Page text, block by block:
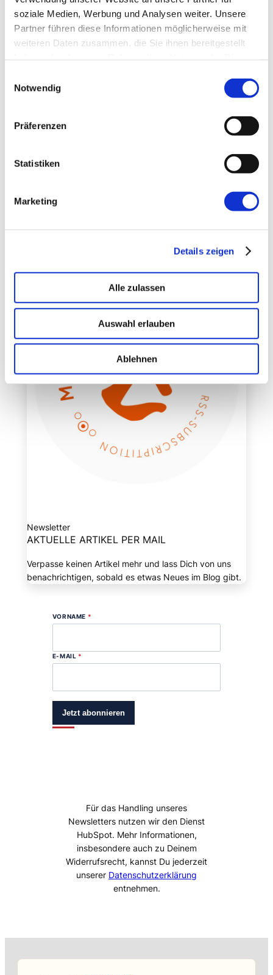
soziale Medien, Werbung und Analysen weiter. Unsere
Partner führen diese Informationen möglicherweise mit
weiteren Daten zusammen, die Sie ihnen bereitgestellt
Notwendig
Präferenzen
Statistiken
Marketing
Details zeigen
Alle zulassen
Auswahl erlauben
Ablehnen
E-Mail-Adresse*
Newsletter
AKTUELLE ARTIKEL PER MAIL
Verpasse keinen Artikel mehr und lass Dich von uns
benachrichtigen, sobald es etwas Neues im Blog gibt.
VORNAME *
E-MAIL *
Jetzt abonnieren
Für das Handling unseres
Newsletters nutzen wir den Dienst
HubSpot. Mehr Informationen,
insbesondere auch zu Deinem
Widerrufsrecht, kannst Du jederzeit
unserer Datenschutzerklärung
entnehmen.